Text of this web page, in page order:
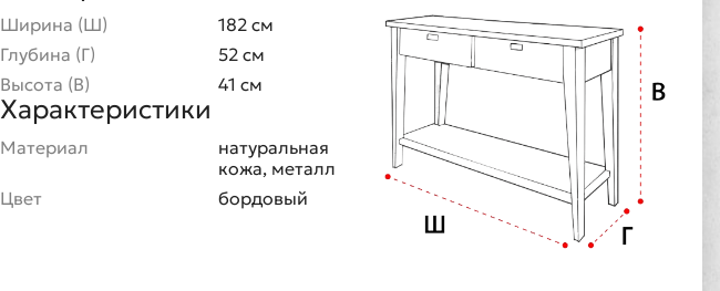
Ширина (Ш)
182 см
Глубина (Г)
52 см
Высота (В)
41 см
Характеристики
Материал
натуральная
кожа, металл
Цвет
бордовый